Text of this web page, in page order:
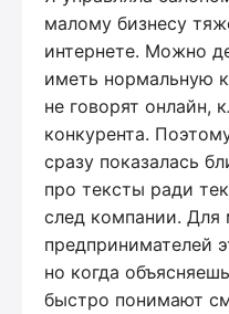
малому бизнесу
интернете. Можно
иметь нормальную
не говорят онлайн,
конкурента.
сразу показалась
про тексты ради
след компании. Для
предпринимателей
но когда
быстро понимают